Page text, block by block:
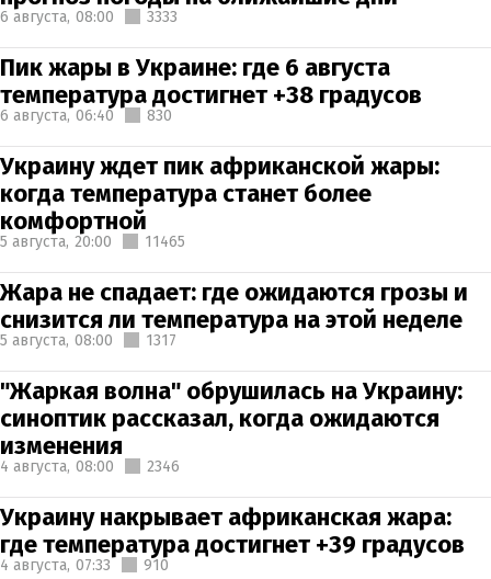
6 августа, 08:00 3333
Пик жары в Украине: где 6 августа
температура достигнет +38 градусов
6 августа, 06:40 830
Украину ждет пик африканской жары:
когда температура станет более
комфортной
5 августа, 20:00 11465
Жара не спадает: где ожидаются грозы и
снизится ли температура на этой неделе
5 августа, 08:00 1317
"Жаркая волна" обрушилась на Украину:
синоптик рассказал, когда ожидаются
изменения
4 августа, 08:00 2346
Украину накрывает африканская жара:
где температура достигнет +39 градусов
4 августа, 07:33 910